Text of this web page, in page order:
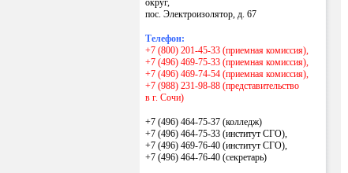
округ,
пос. Электроизолятор, д. 67
Телефон:
+7 (800) 201-45-33 (приемная комиссия),
+7 (496) 469-75-33 (приемная комиссия),
+7 (496) 469-74-54 (приемная комиссия),
+7 (988) 231-98-88 (представительство
в г. Сочи)
+7 (496) 464-75-37 (колледж)
+7 (496) 464-75-33 (институт СГО),
+7 (496) 469-76-40 (институт СГО),
+7 (496) 464-76-40 (секретарь)